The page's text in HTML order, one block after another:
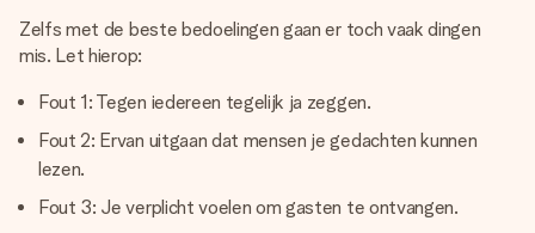
Zelfs met de beste bedoelingen gaan er toch vaak dingen
mis. Let hierop:
Fout 1: Tegen iedereen tegelijk ja zeggen.
Fout 2: Ervan uitgaan dat mensen je gedachten kunnen
lezen.
Fout 3: Je verplicht voelen om gasten te ontvangen.